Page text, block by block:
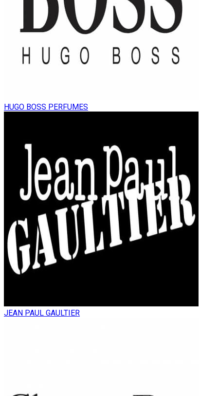
HUGO BOSS PERFUMES
JEAN PAUL GAULTIER